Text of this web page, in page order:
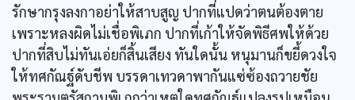
รักษากรุงลงกาอย่าให้สาบสูญ ปากที่แปดว่าตนต้องตาย
เพราะหลงผิดไม่เชื่อพิเภก ปากที่เก้าให้จัดพิธีศพให้ด้วย
ปากที่สิบไม่ทันเอ่ยก็สิ้นเสียง ทันใดนั้น หนุมานก็ขยี้ดวงใจ
ให้ทศกัณฐ์ดับชีพ บรรดาเทวดาพากันแซ่ซ้องถวายชัย